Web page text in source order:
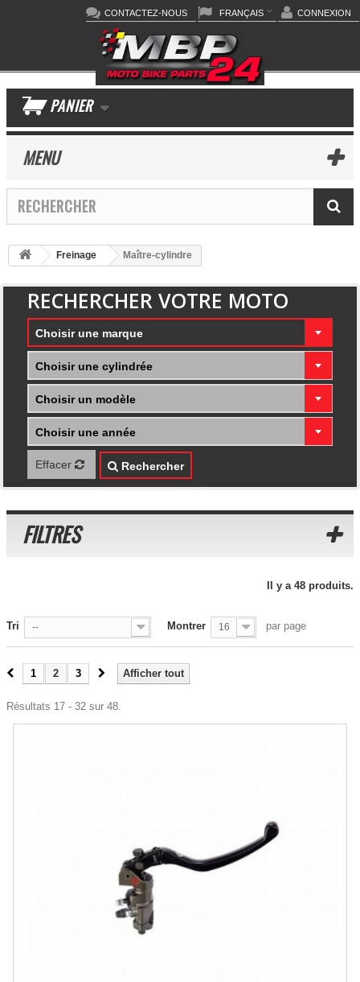
CONNEXION
FRANÇAIS
CONTACTEZ-NOUS
PANIER
MENU
Freinage Maître-cylindre
RECHERCHER VOTRE MOTO
Choisir une marque
Choisir une cylindrée
Choisir un modèle
Choisir une année
Effacer Rechercher
FILTRES
Il y a 48 produits.
Tri -- Montrer 16 par page
Afficher tout
1 2 3
Résultats 17 - 32 sur 48.